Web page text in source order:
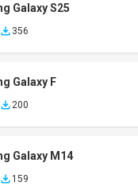
Galaxy S25
356
Galaxy F
200
Galaxy M14
159